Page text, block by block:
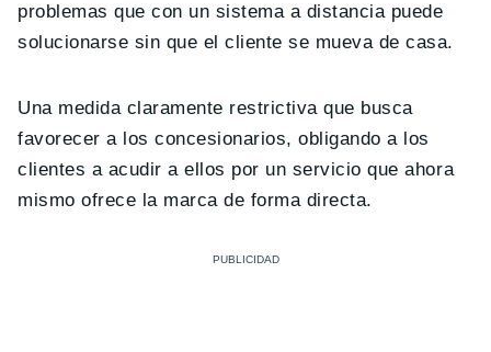
problemas que con un sistema a distancia puede
solucionarse sin que el cliente se mueva de casa.
Una medida claramente restrictiva que busca
favorecer a los concesionarios, obligando a los
clientes a acudir a ellos por un servicio que ahora
mismo ofrece la marca de forma directa.